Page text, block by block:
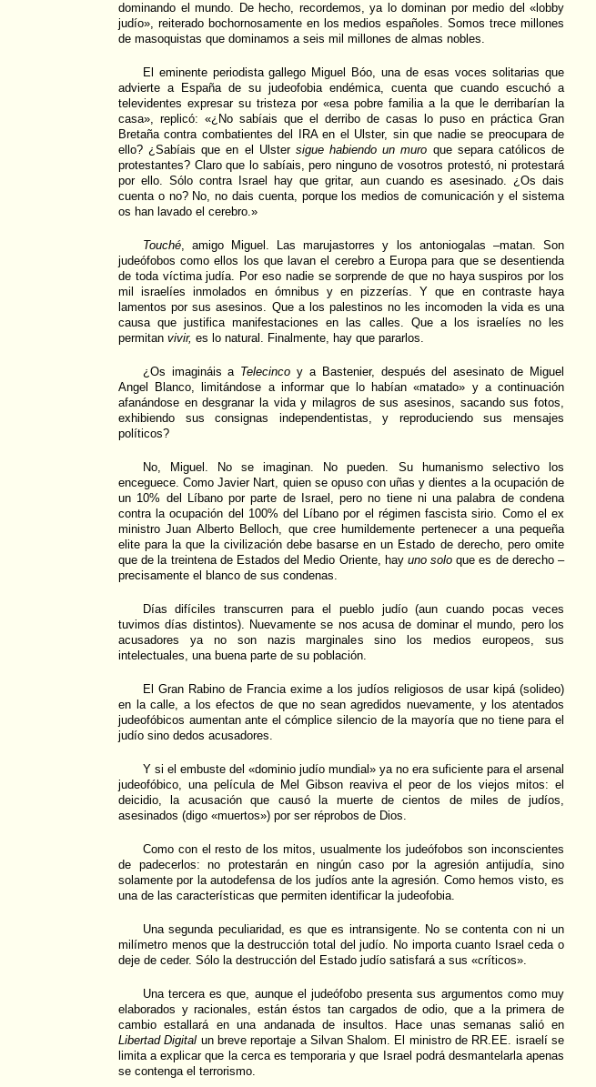
dominando el mundo. De hecho, recordemos, ya lo dominan por medio del «lobby
judío», reiterado bochornosamente en los medios españoles. Somos trece millones
de masoquistas que dominamos a seis mil millones de almas nobles.
El eminente periodista gallego Miguel Bóo, una de esas voces solitarias que
advierte a España de su judeofobia endémica, cuenta que cuando escuchó a
televidentes expresar su tristeza por «esa pobre familia a la que le derribarían la
casa», replicó: «¿No sabíais que el derribo de casas lo puso en práctica Gran
Bretaña contra combatientes del IRA en el Ulster, sin que nadie se preocupara de
ello? ¿Sabíais que en el Ulster sigue habiendo un muro que separa católicos de
protestantes? Claro que lo sabíais, pero ninguno de vosotros protestó, ni protestará
por ello. Sólo contra Israel hay que gritar, aun cuando es asesinado. ¿Os dais
cuenta o no? No, no dais cuenta, porque los medios de comunicación y el sistema
os han lavado el cerebro.»
Touché, amigo Miguel. Las marujastorres y los antoniogalas –matan. Son
judeófobos como ellos los que lavan el cerebro a Europa para que se desentienda
de toda víctima judía. Por eso nadie se sorprende de que no haya suspiros por los
mil israelíes inmolados en ómnibus y en pizzerías. Y que en contraste haya
lamentos por sus asesinos. Que a los palestinos no les incomoden la vida es una
causa que justifica manifestaciones en las calles. Que a los israelíes no les
permitan vivir, es lo natural. Finalmente, hay que pararlos.
¿Os imagináis a Telecinco y a Bastenier, después del asesinato de Miguel
Angel Blanco, limitándose a informar que lo habían «matado» y a continuación
afanándose en desgranar la vida y milagros de sus asesinos, sacando sus fotos,
exhibiendo sus consignas independentistas, y reproduciendo sus mensajes
políticos?
No, Miguel. No se imaginan. No pueden. Su humanismo selectivo los
enceguece. Como Javier Nart, quien se opuso con uñas y dientes a la ocupación de
un 10% del Líbano por parte de Israel, pero no tiene ni una palabra de condena
contra la ocupación del 100% del Líbano por el régimen fascista sirio. Como el ex
ministro Juan Alberto Belloch, que cree humildemente pertenecer a una pequeña
elite para la que la civilización debe basarse en un Estado de derecho, pero omite
que de la treintena de Estados del Medio Oriente, hay uno solo que es de derecho –
precisamente el blanco de sus condenas.
Días difíciles transcurren para el pueblo judío (aun cuando pocas veces
tuvimos días distintos). Nuevamente se nos acusa de dominar el mundo, pero los
acusadores ya no son nazis marginales sino los medios europeos, sus
intelectuales, una buena parte de su población.
El Gran Rabino de Francia exime a los judíos religiosos de usar kipá (solideo)
en la calle, a los efectos de que no sean agredidos nuevamente, y los atentados
judeofóbicos aumentan ante el cómplice silencio de la mayoría que no tiene para el
judío sino dedos acusadores.
Y si el embuste del «dominio judío mundial» ya no era suficiente para el arsenal
judeofóbico, una película de Mel Gibson reaviva el peor de los viejos mitos: el
deicidio, la acusación que causó la muerte de cientos de miles de judíos,
asesinados (digo «muertos») por ser réprobos de Dios.
Como con el resto de los mitos, usualmente los judeófobos son inconscientes
de padecerlos: no protestarán en ningún caso por la agresión antijudía, sino
solamente por la autodefensa de los judíos ante la agresión. Como hemos visto, es
una de las características que permiten identificar la judeofobia.
Una segunda peculiaridad, es que es intransigente. No se contenta con ni un
milímetro menos que la destrucción total del judío. No importa cuanto Israel ceda o
deje de ceder. Sólo la destrucción del Estado judío satisfará a sus «críticos».
Una tercera es que, aunque el judeófobo presenta sus argumentos como muy
elaborados y racionales, están éstos tan cargados de odio, que a la primera de
cambio estallará en una andanada de insultos. Hace unas semanas salió en
Libertad Digital un breve reportaje a Silvan Shalom. El ministro de RR.EE. israelí se
limita a explicar que la cerca es temporaria y que Israel podrá desmantelarla apenas
se contenga el terrorismo.